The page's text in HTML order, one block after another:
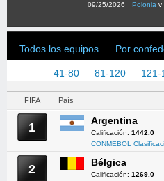
09/25/2026 Polonia v
Todos los equipos Por
41-80 81-120 121-
FIFA País
1 Argentina
Calificación: 1442.0
CONMEBOL
2 Bélgica
Calificación: 1269.0